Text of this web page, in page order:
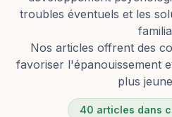
troubles éventuels et les
Nos articles offrent des
favoriser l'épanouissement
plus
40 articles dans